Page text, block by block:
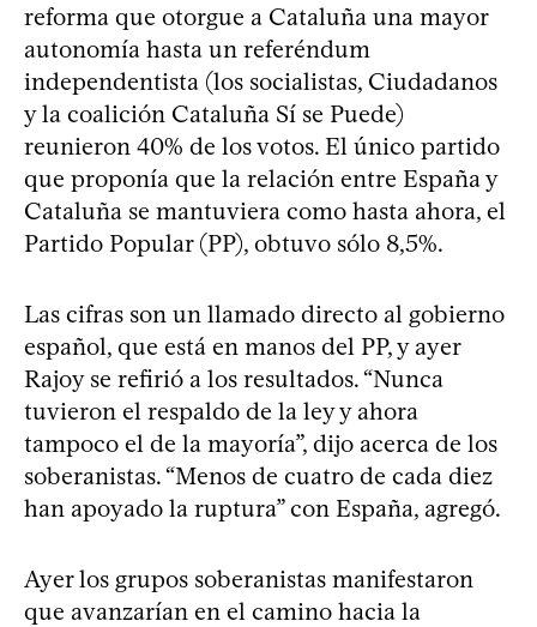
reforma que otorgue a Cataluña una mayor
autonomía hasta un referéndum
independentista (los socialistas, Ciudadanos
y la coalición Cataluña Sí se Puede)
reunieron 40% de los votos. El único partido
que proponía que la relación entre España y
Cataluña se mantuviera como hasta ahora, el
Partido Popular (PP), obtuvo sólo 8,5%.
Las cifras son un llamado directo al gobierno
español, que está en manos del PP, y ayer
Rajoy se refirió a los resultados. “Nunca
tuvieron el respaldo de la ley y ahora
tampoco el de la mayoría”, dijo acerca de los
soberanistas. “Menos de cuatro de cada diez
han apoyado la ruptura” con España, agregó.
Ayer los grupos soberanistas manifestaron
que avanzarían en el camino hacia la